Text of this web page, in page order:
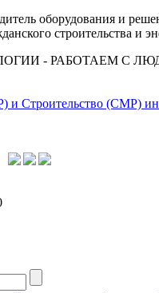
оборудования и
строительства и
- РАБОТАЕМ С
и Cтроительство (СМР)